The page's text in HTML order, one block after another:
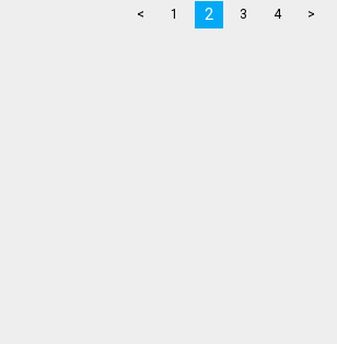
< 1 2 3 4 >